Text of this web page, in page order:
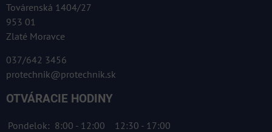
Továrenská 1404/27
953 01
Zlaté Moravce
037/642 3456
protechnik@protechnik.sk
OTVÁRACIE HODINY
Pondelok: 8:00 - 12:00
12:30 - 17:00